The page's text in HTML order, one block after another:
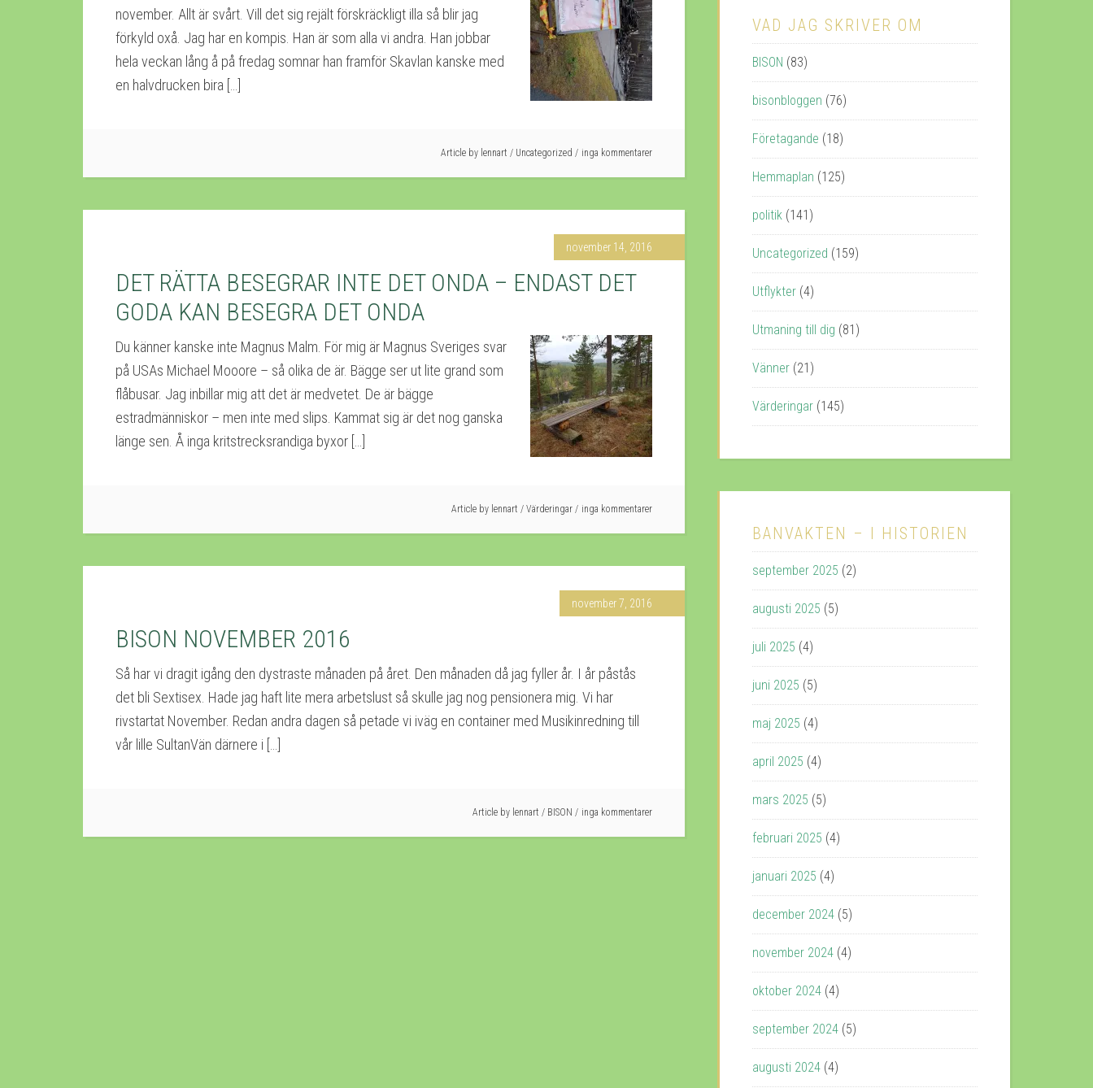
november. Allt är svårt. Vill det sig rejält förskräckligt illa så blir jag
förkyld oxå. Jag har en kompis. Han är som alla vi andra. Han jobbar
hela veckan lång å på fredag somnar han framför Skavlan kanske med
en halvdrucken bira […]
Article by lennart / Uncategorized inga kommentarer
november 14, 2016
DET RÄTTA BESEGRAR INTE DET ONDA – ENDAST DET
GODA KAN BESEGRA DET ONDA
Du känner kanske inte Magnus Malm. För mig är Magnus Sveriges svar
på USAs Michael Mooore – så olika de är. Bägge ser ut lite grand som
flåbusar. Jag inbillar mig att det är medvetet. De är bägge
estradmänniskor – men inte med slips. Kammat sig är det nog ganska
länge sen. Å inga kritstrecksrandiga byxor […]
Article by lennart / Värderingar inga kommentarer
november 7, 2016
BISON NOVEMBER 2016
Så har vi dragit igång den dystraste månaden på året. Den månaden då jag fyller år. I år påstås
det bli Sextisex. Hade jag haft lite mera arbetslust så skulle jag nog pensionera mig. Vi har
rivstartat November. Redan andra dagen så petade vi iväg en container med Musikinredning till
vår lille SultanVän därnere i […]
Article by lennart / BISON inga kommentarer
VAD JAG SKRIVER OM
BISON (83)
bisonbloggen (76)
Företagande (18)
Hemmaplan (125)
politik (141)
Uncategorized (159)
Utflykter (4)
Utmaning till dig (81)
Vänner (21)
Värderingar (145)
BANVAKTEN – I HISTORIEN
september 2025 (2)
augusti 2025 (5)
juli 2025 (4)
juni 2025 (5)
maj 2025 (4)
april 2025 (4)
mars 2025 (5)
februari 2025 (4)
januari 2025 (4)
december 2024 (5)
november 2024 (4)
oktober 2024 (4)
september 2024 (5)
augusti 2024 (4)